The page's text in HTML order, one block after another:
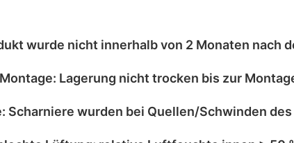
wurde nicht innerhalb von 2 Monaten nach
Lagerung nicht trocken bis zur
Scharniere wurden bei Quellen/Schwinden